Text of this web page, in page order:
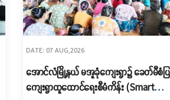
DATE: 07 AUG,2026
အောင်လံမြို့နယ် မအူခုံကျေးရွာ၌ ခေတ်မီစံပြ
ကျေးရွာထူထောင်ရေးစီမံကိန်း (Smart